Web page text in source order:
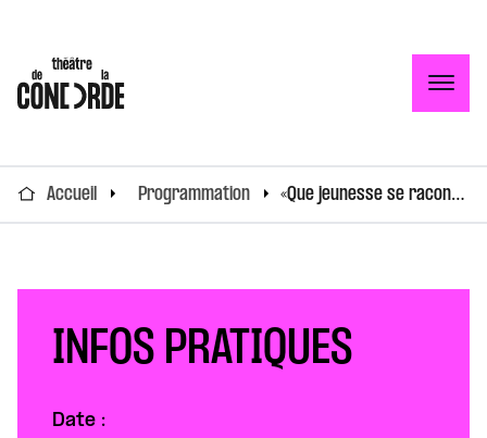
Accueil Programmation «Que jeunesse se raconte» par Lauréline Kuntz
INFOS PRATIQUES
Date :